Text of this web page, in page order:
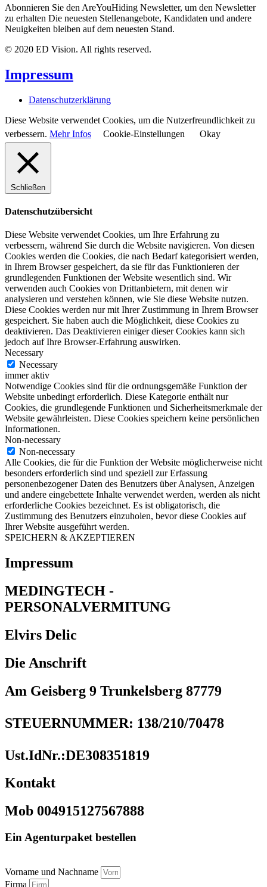
Abonnieren Sie den AreYouHiding Newsletter, um den Newsletter
zu erhalten Die neuesten Stellenangebote, Kandidaten und andere
Neuigkeiten bleiben auf dem neuesten Stand.
© 2020 ED Vision. All rights reserved.
Impressum
Datenschutzerklärung
Diese Website verwendet Cookies, um die Nutzerfreundlichkeit zu
verbessern. Mehr Infos Cookie-Einstellungen Okay
Schließen
Datenschutzübersicht
Diese Website verwendet Cookies, um Ihre Erfahrung zu
verbessern, während Sie durch die Website navigieren. Von diesen
Cookies werden die Cookies, die nach Bedarf kategorisiert werden,
in Ihrem Browser gespeichert, da sie für das Funktionieren der
grundlegenden Funktionen der Website wesentlich sind. Wir
verwenden auch Cookies von Drittanbietern, mit denen wir
analysieren und verstehen können, wie Sie diese Website nutzen.
Diese Cookies werden nur mit Ihrer Zustimmung in Ihrem Browser
gespeichert. Sie haben auch die Möglichkeit, diese Cookies zu
deaktivieren. Das Deaktivieren einiger dieser Cookies kann sich
jedoch auf Ihre Browser-Erfahrung auswirken.
Necessary
Necessary
immer aktiv
Notwendige Cookies sind für die ordnungsgemäße Funktion der
Website unbedingt erforderlich. Diese Kategorie enthält nur
Cookies, die grundlegende Funktionen und Sicherheitsmerkmale der
Website gewährleisten. Diese Cookies speichern keine persönlichen
Informationen.
Non-necessary
Non-necessary
Alle Cookies, die für die Funktion der Website möglicherweise nicht
besonders erforderlich sind und speziell zur Erfassung
personenbezogener Daten des Benutzers über Analysen, Anzeigen
und andere eingebettete Inhalte verwendet werden, werden als nicht
erforderliche Cookies bezeichnet. Es ist obligatorisch, die
Zustimmung des Benutzers einzuholen, bevor diese Cookies auf
Ihrer Website ausgeführt werden.
SPEICHERN & AKZEPTIEREN
Impressum
MEDINGTECH -
PERSONALVERMITUNG
Elvirs Delic
Die Anschrift
Am Geisberg 9 Trunkelsberg 87779
STEUERNUMMER: 138/210/70478
Ust.IdNr.:DE308351819
Kontakt
Mob 004915127567888
Ein Agenturpaket bestellen
Vorname und Nachname
Firma